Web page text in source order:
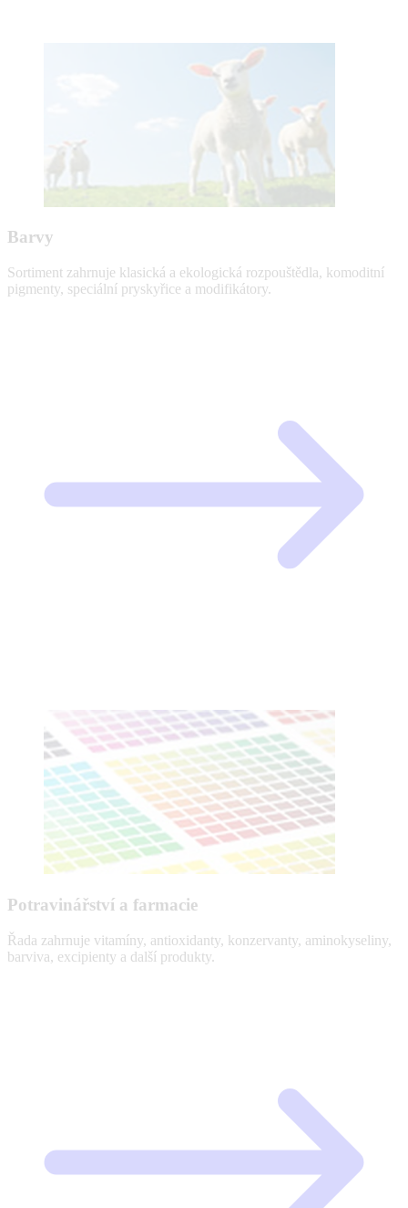
Barvy
Sortiment zahrnuje klasická a ekologická rozpouštědla, komoditní
pigmenty, speciální pryskyřice a modifikátory.
Potravinářství a farmacie
Řada zahrnuje vitamíny, antioxidanty, konzervanty, aminokyseliny,
barviva, excipienty a další produkty.